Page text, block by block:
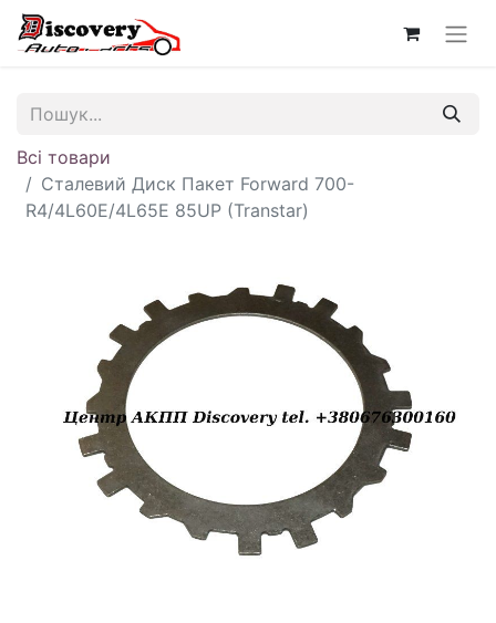
Всі товари
Сталевий Диск Пакет Forward 700-
R4/4L60E/4L65E 85UP (Transtar)